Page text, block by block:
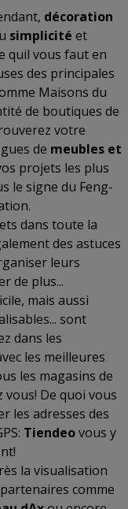
décoration
simplicité et
quil vous faut en
des principales
Maisons du
de boutiques de
votre
de meubles et
projets les plus
le signe du Feng-
dans toute la
des astuces
leurs
de plus...
mais aussi
sont
dans les
les meilleures
les magasins de
vous! De quoi vous
les adresses des
Tiendeovous y
la visualisation
comme